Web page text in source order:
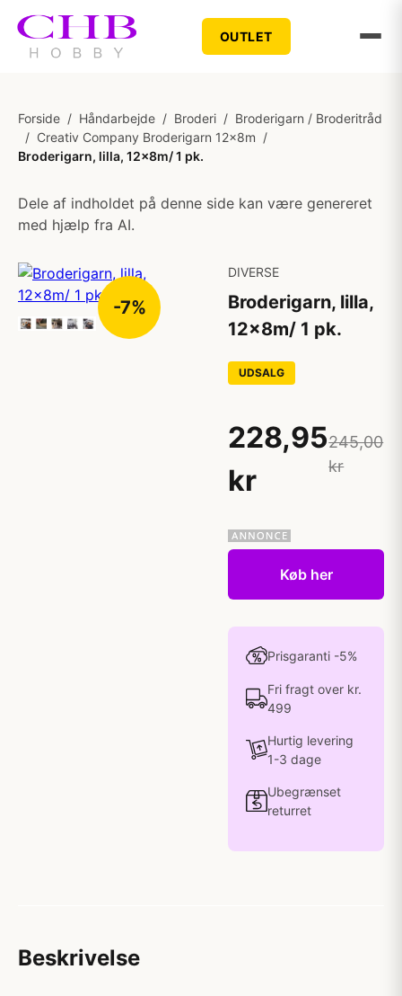
OUTLET
Forside / Håndarbejde / Broderi / Broderigarn / Broderitråd
/ Creativ Company Broderigarn 12x8m /
Broderigarn, lilla, 12x8m/ 1 pk.
Dele af indholdet på denne side kan være genereret
med hjælp fra AI.
-7%
DIVERSE
Broderigarn, lilla,
12x8m/ 1 pk.
UDSALG
228,95
kr
245,00
kr
Køb her
Prisgaranti -5%
Fri fragt over kr.
499
Hurtig levering
1-3 dage
Ubegrænset
returret
Beskrivelse